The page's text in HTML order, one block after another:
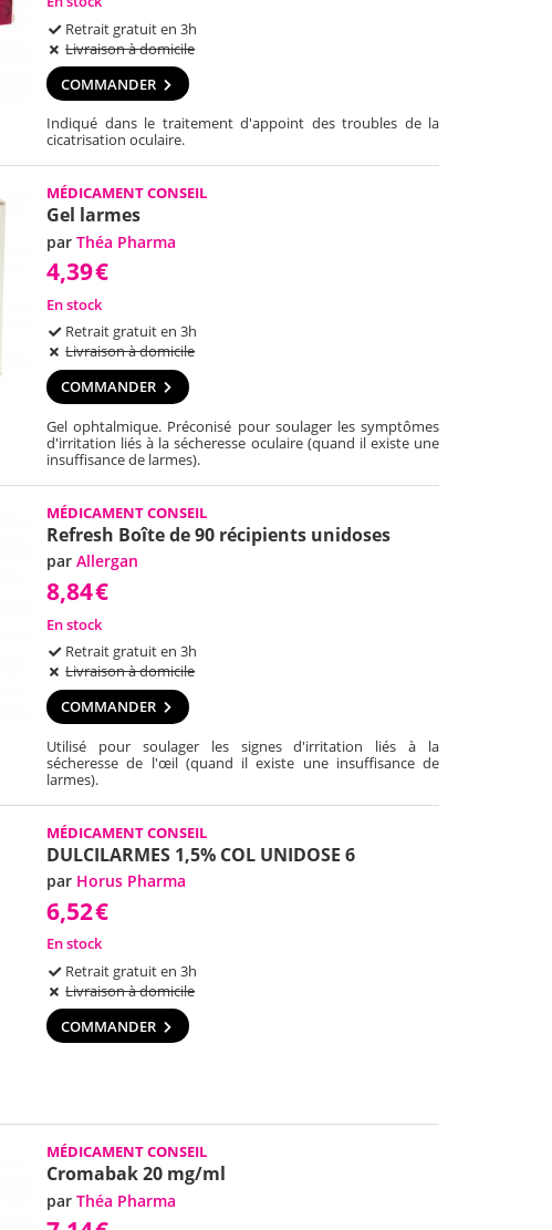
Retrait gratuit en 3h
Livraison à domicile
COMMANDER
Indiqué dans le traitement d'appoint des troubles de la
cicatrisation oculaire.
MÉDICAMENT CONSEIL
Gel larmes
par Théa Pharma
4,39€
En stock
Retrait gratuit en 3h
Livraison à domicile
COMMANDER
Gel ophtalmique. Préconisé pour soulager les symptômes
d'irritation liés à la sécheresse oculaire (quand il existe une
insuffisance de larmes).
MÉDICAMENT CONSEIL
Refresh Boîte de 90 récipients unidoses
par Allergan
8,84€
En stock
Retrait gratuit en 3h
Livraison à domicile
COMMANDER
Utilisé pour soulager les signes d'irritation liés à la
sécheresse de l'œil (quand il existe une insuffisance de
larmes).
MÉDICAMENT CONSEIL
DULCILARMES 1,5% COL UNIDOSE 6
par Horus Pharma
6,52€
En stock
Retrait gratuit en 3h
Livraison à domicile
COMMANDER
MÉDICAMENT CONSEIL
Cromabak 20 mg/ml
par Théa Pharma